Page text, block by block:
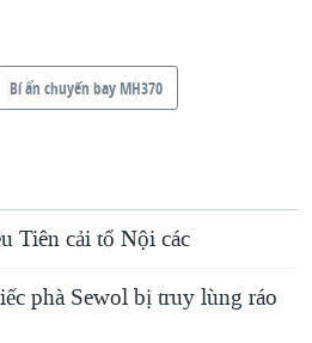
Bí ẩn chuyến bay MH370
Tiên cải tổ Nội các
phà Sewol bị truy lùng ráo